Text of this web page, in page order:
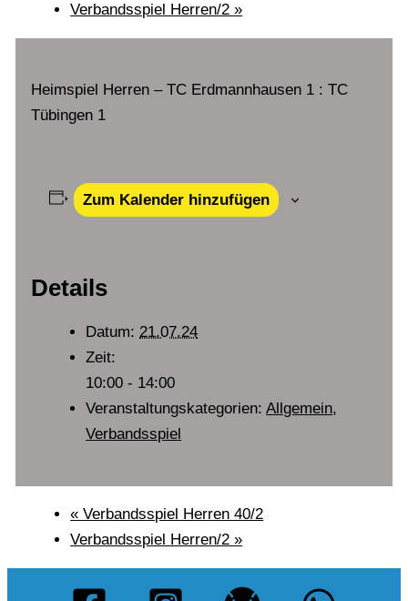
Verbandsspiel Herren/2»
Heimspiel Herren – TC Erdmannhausen 1 : TC
Tübingen 1
Zum Kalender hinzufügen
Details
Datum: 21.07.24
Zeit:
10:00 - 14:00
Veranstaltungskategorien: Allgemein,
Verbandsspiel
« Verbandsspiel Herren 40/2
Verbandsspiel Herren/2»